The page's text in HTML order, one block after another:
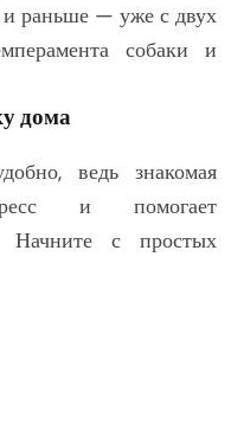
раньше — уже с двух
собаки и
дома
ведь знакомая
и помогает
Начните с простых